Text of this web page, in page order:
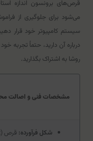
قرص‌های برونسون اندازه
می‌شود برای جلوگیری از
سیستم کامپیوتر خود قرار
درباره آن دارید، حتماً تجربه
روشا به اشتراک بگذارید.
مشخصات فنی و اصالت
شکل فرآورده: قرص (Tablet)